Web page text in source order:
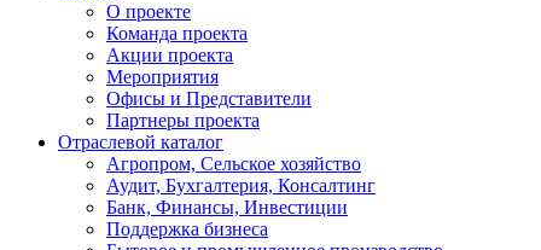
О проекте
Команда проекта
Акции проекта
Мероприятия
Офисы и Представители
Партнеры проекта
Отраслевой каталог
Агропром, Сельское хозяйство
Аудит, Бухгалтерия, Консалтинг
Банк, Финансы, Инвестиции
Поддержка бизнеса